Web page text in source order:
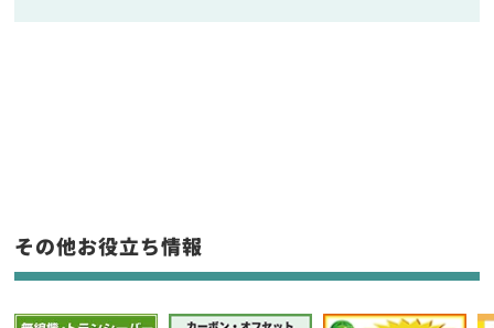
フリーワード入力(製品名等)
選択条件をリセット
その他お役立ち情報